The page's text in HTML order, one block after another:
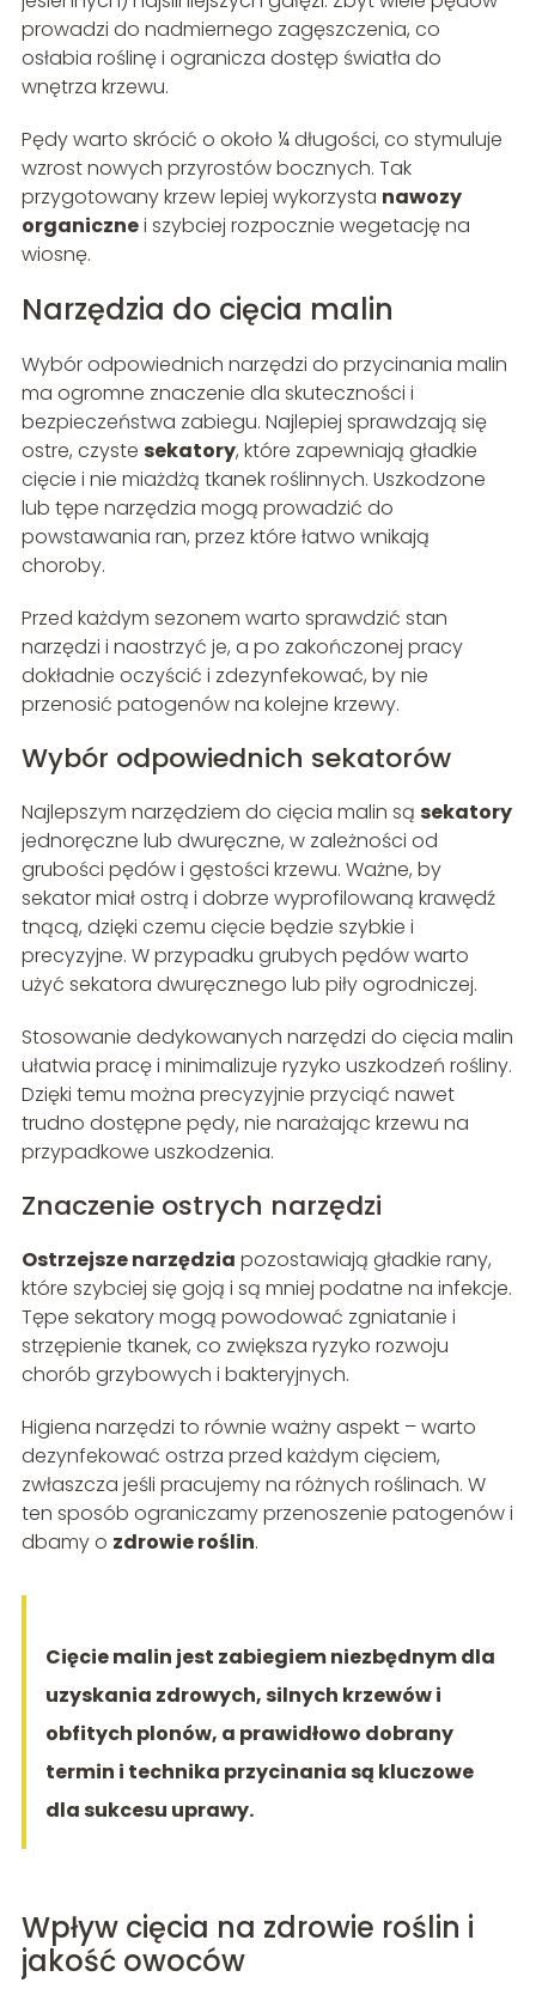
prowadzi do nadmiernego zagęszczenia, co
osłabia roślinę i ogranicza dostęp światła do
wnętrza krzewu.
Pędy warto skrócić o około ¼ długości, co stymuluje
wzrost nowych przyrostów bocznych. Tak
przygotowany krzew lepiej wykorzysta nawozy
organicznei szybciej rozpocznie wegetację na
wiosnę.
Narzędzia do cięcia malin
Wybór odpowiednich narzędzi do przycinania malin
ma ogromne znaczenie dla skuteczności i
bezpieczeństwa zabiegu. Najlepiej sprawdzają się
ostre, czyste sekatory, które zapewniają gładkie
cięcie i nie miażdżą tkanek roślinnych. Uszkodzone
lub tępe narzędzia mogą prowadzić do
powstawania ran, przez które łatwo wnikają
choroby.
Przed każdym sezonem warto sprawdzić stan
narzędzi i naostrzyć je, a po zakończonej pracy
dokładnie oczyścić i zdezynfekować, by nie
przenosić patogenów na kolejne krzewy.
Wybór odpowiednich sekatorów
Najlepszym narzędziem do cięcia malin są sekatory
jednoręczne lub dwuręczne, w zależności od
grubości pędów i gęstości krzewu. Ważne, by
sekator miał ostrą i dobrze wyprofilowaną krawędź
tnącą, dzięki czemu cięcie będzie szybkie i
precyzyjne. W przypadku grubych pędów warto
użyć sekatora dwuręcznego lub piły ogrodniczej.
Stosowanie dedykowanych narzędzi do cięcia malin
ułatwia pracę i minimalizuje ryzyko uszkodzeń rośliny.
Dzięki temu można precyzyjnie przyciąć nawet
trudno dostępne pędy, nie narażając krzewu na
przypadkowe uszkodzenia.
Znaczenie ostrych narzędzi
Ostrzejsze narzędzia pozostawiają gładkie rany,
które szybciej się goją i są mniej podatne na infekcje.
Tępe sekatory mogą powodować zgniatanie i
strzępienie tkanek, co zwiększa ryzyko rozwoju
chorób grzybowych i bakteryjnych.
Higiena narzędzi to równie ważny aspekt – warto
dezynfekować ostrza przed każdym cięciem,
zwłaszcza jeśli pracujemy na różnych roślinach. W
ten sposób ograniczamy przenoszenie patogenów i
dbamy o zdrowie roślin.
Cięcie malin jest zabiegiem niezbędnym dla
uzyskania zdrowych, silnych krzewów i
obfitych plonów, a prawidłowo dobrany
termin i technika przycinania są kluczowe
dla sukcesu uprawy.
Wpływ cięcia na zdrowie roślin i
jakość owoców